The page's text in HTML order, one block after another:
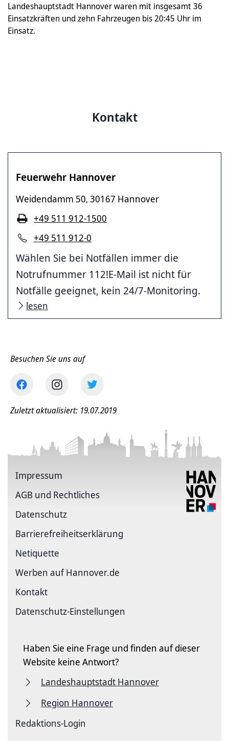
Landeshauptstadt Hannover waren mit insgesamt 36
Einsatzkräften und zehn Fahrzeugen bis 20:45 Uhr im
Einsatz.
Kontakt
Feuerwehr Hannover
Weidendamm 50, 30167 Hannover
+49 511 912-0
+49 511 912-1500
Wählen Sie bei Notfällen immer die
Notrufnummer 112!E-Mail ist nicht für
Notfälle geeignet, kein 24/7-Monitoring.
lesen
Besuchen Sie uns auf
Zuletzt aktualisiert: 19.07.2019
Impressum
AGB und Rechtliches
Datenschutz
Barriere­freiheits­erklärung
Netiquette
Werben auf Hannover.de
Kontakt
Datenschutz-Einstellungen
Haben Sie eine Frage und finden auf dieser
Website keine Antwort?
Landeshauptstadt Hannover
Region Hannover
Redaktions-Login